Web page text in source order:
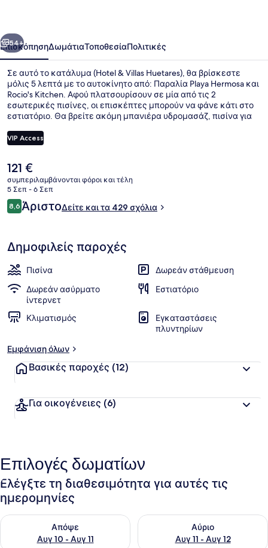
Επόμενο
54+
ΕπισκόπησηΔωμάτιαΤοποθεσίαΠολιτικές
Σε αυτό το κατάλυμα (Hotel & Villas Huetares), θα βρίσκεστε
μόλις 5 λεπτά με το αυτοκίνητο από: Παραλία Playa Hermosa και
Rocio's Kitchen. Αφού πλατσουρίσουν σε μία από τις 2
εσωτερικές πισίνες, οι επισκέπτες μπορούν να φάνε κάτι στο
εστιατόριο. Θα βρείτε ακόμη μπανιέρα υδρομασάζ, πισίνα για
βολική τοποθεσία με εύκολη πρόσβαση σε διάφορα σημεία με
τα πόδια το κατάλυμα λαμβάνει καλή βαθμολογία από τους
VIP Access
Η
τρέχουσα
τιμή
είναι
121 €
121 €
συμπεριλαμβάνονται φόροι και τέλη
5 Σεπ - 6 Σεπ
Σχόλια
8,68,6 στα 10
ΆριστοΔείτε και τα 429 σχόλια
Δημοφιλείς παροχές
Πισίνα
Δωρεάν στάθμευση
Δωρεάν ασύρματο
ίντερνετ
Εστιατόριο
Κλιματισμός
Εγκαταστάσεις
πλυντηρίων
Εμφάνιση όλων
Βασικές παροχές (12)
Για οικογένειες (6)
Επιλογές δωματίων
Ελέγξτε τη διαθεσιμότητα για αυτές τις
ημερομηνίες
Απόψε
Αυγ 10 - Αυγ 11
Έλεγχος διαθεσιμότητας για απόψε Αυγ 10 - Αυγ 11
Αύριο
Αυγ 11 - Αυγ 12
Έλεγχος διαθεσιμότητας